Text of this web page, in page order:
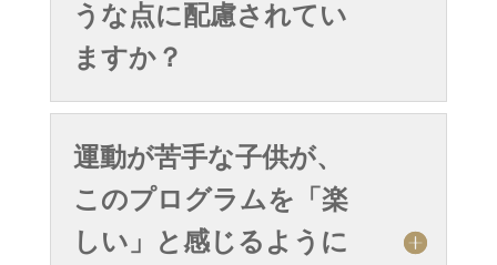
うな点に配慮されてい
ますか？
運動が苦手な子供が、
このプログラムを「楽
しい」と感じるように